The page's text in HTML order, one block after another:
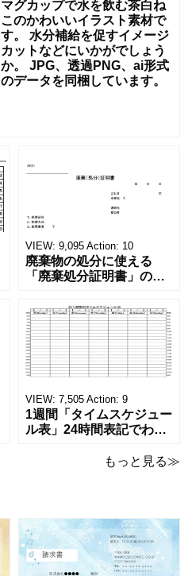
マグカップで水を飲む茶白ね
このかわいいイラスト素材で
す。 水分補給を促すイメージ
カットなどにいかがでしょう
か。 JPG、透過PNG、ai形式
のデータを同梱しています。
VIEW: 9,095 Action: 10
廃棄物の処分に使える
「廃棄処分証明書」の無
ーカーの代理店、回収業
者へおすすめ！(Excel・
Word・PDF)正しく廃棄
されたことを証明する書
類「廃棄処分証明書」の
テンプレートです。 量販
店や家電メーカーの代理
店、回収
VIEW: 7,505 Action: 9
1週間「タイムスケジュー
ル表」24時間表記でわか
ト！A4横型ExcelやWord
表になります。 A4横型サ
イズの無料テンプレート
で、Excel・Wo
もっと見る≫